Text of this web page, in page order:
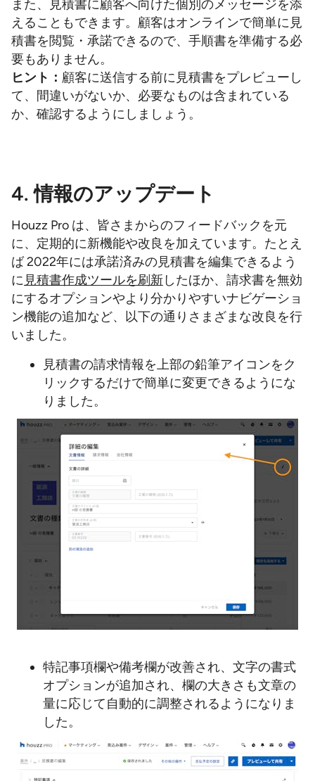
また、見積書に顧客へ向けた個別のメッセージを添
えることもできます。顧客はオンラインで簡単に見
積書を閲覧・承諾できるので、手順書を準備する必
要もありません。
ヒント： 顧客に送信する前に見積書をプレビューし
て、間違いがないか、必要なものは含まれている
か、確認するようにしましょう。
4. 情報のアップデート
Houzz Pro は、皆さまからのフィードバックを元
に、定期的に新機能や改良を加えています。たとえ
ば 2022年には承諾済みの見積書を編集できるよう
に見積書作成ツールを刷新したほか、請求書を無効
にするオプションやより分かりやすいナビゲーショ
ン機能の追加など、以下の通りさまざまな改良を行
いました。
見積書の請求情報を上部の鉛筆アイコンをク
リックするだけで簡単に変更できるようにな
りました。
特記事項欄や備考欄が改善され、文字の書式
オプションが追加され、欄の大きさも文章の
量に応じて自動的に調整されるようになりま
した。